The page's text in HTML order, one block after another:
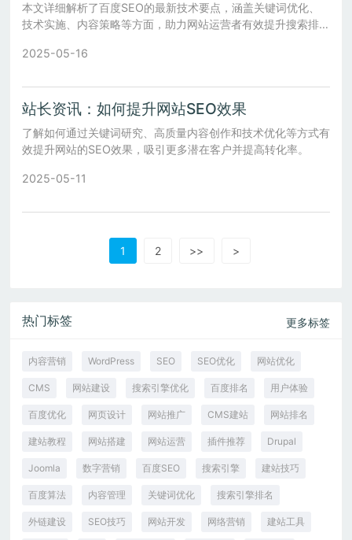
本文详细解析了百度SEO的最新技术要点，涵盖关键词优化、
技术实施、内容策略等方面，助力网站运营者有效提升搜索排
2025-05-16
站长资讯：如何提升网站SEO效果
了解如何通过关键词研究、高质量内容创作和技术优化等方式有
效提升网站的SEO效果，吸引更多潜在客户并提高转化率。
2025-05-11
1 2 >> >
热门标签 更多标签
内容营销 WordPress SEO SEO优化 网站优化
CMS 网站建设 搜索引擎优化 百度排名 用户体验
百度优化 网页设计 网站推广 CMS建站 网站排名
建站教程 网站搭建 网站运营 插件推荐 Drupal
Joomla 数字营销 百度SEO 搜索引擎 建站技巧
百度算法 内容管理 关键词优化 搜索引擎排名
外链建设 SEO技巧 网站开发 网络营销 建站工具